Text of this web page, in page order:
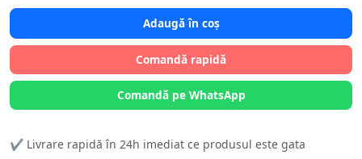
Adaugă în coș
Comandă rapidă
Comandă pe WhatsApp
✔️ Livrare rapidă în 24h imediat ce produsul este gata